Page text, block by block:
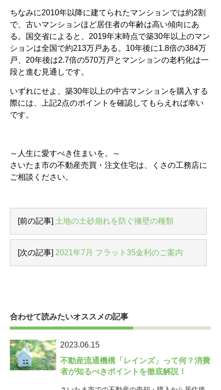
ちなみに2010年以降に建てられたマンションでは約2割
で、古いマンションほど居住者の年齢は高い傾向にあ
る。国交省によると、2019年末時点で築30年以上のマン
ションは全国で約213万戸ある。10年後に1.8倍の384万
戸、20年後は2.7倍の570万戸とマンションの老朽化は一
段と進む見通しです。
いずれにせよ、築30年以上の中古マンションを購入する
際には、上記2点のポイントを確認してもらえれば幸い
です。
～人生に愛すべき住まいを。～
さいたま市の不動産売買・注文住宅は、くさの工務店に
ご相談ください。
[前の記事] 土地の土砂崩れを防ぐ擁壁の種類
[次の記事] 2021年7月 フラット35金利のご案内
合わせて読みたいオススメの記事
2023.06.15
不動産流通機構「レインズ」って何？消費
者が知るべきポイントを徹底解説！